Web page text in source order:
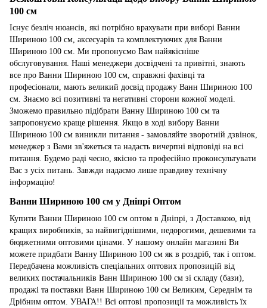
100 см
Існує безліч нюансів, які потрібно врахувати при виборі Ванни
Шириною 100 см, аксесуарів та комплектуючих для Ванни
Шириною 100 см. Ми пропонуємо Вам найякісніше
обслуговування. Наші менеджери досвідчені та привітні, знають
все про Ванни Шириною 100 см, справжні фахівці та
професіонали, мають великий досвід продажу Ванн Шириною 100
см. Знаємо всі позитивні та негативні сторони кожної моделі.
Зможемо правильно підібрати Ванну Шириною 100 см та
запропонуємо краще рішення. Якщо в ході вибору Ванни
Шириною 100 см виникли питання - замовляйте зворотній дзвінок,
менеджер з Вами зв'яжеться та надасть вичерпні відповіді на всі
питання. Будемо раді чесно, якісно та професійно проконсультувати
Вас з усіх питань. Завжди надаємо лише правдиву технічну
інформацію!
Ванни Шириною 100 см у Дніпрі Оптом
Купити Ванни Шириною 100 см оптом в Дніпрі, з Доставкою, від
кращих виробників, за найвигіднішими, недорогими, дешевими та
бюджетними оптовими цінами. У нашому онлайн магазині Ви
можете придбати Ванну Шириною 100 см як в роздріб, так і оптом.
Передбачена можливість спеціальних оптових пропозицій від
великих постачальників Ванн Шириною 100 см зі складу (бази),
продажі та поставки Ванн Шириною 100 см Великим, Середнім та
Дрібним оптом. УВАГА!! Всі оптові пропозиції та можливість їх